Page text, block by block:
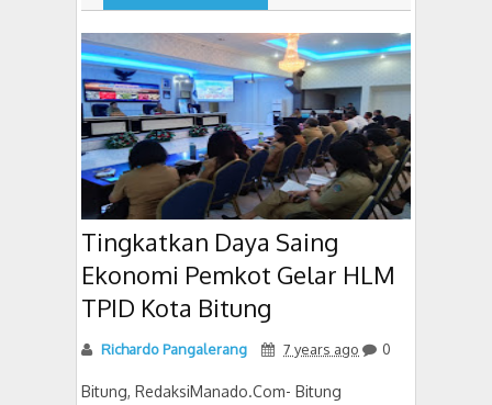
ADVETORIAL JONRU GANTIKAN MONO PIMPIN DPRD
Tingkatkan Daya Saing
Ekonomi Pemkot Gelar HLM
TPID Kota Bitung
Richardo Pangalerang 7 years ago 0
Bitung, RedaksiManado.Com- Bitung